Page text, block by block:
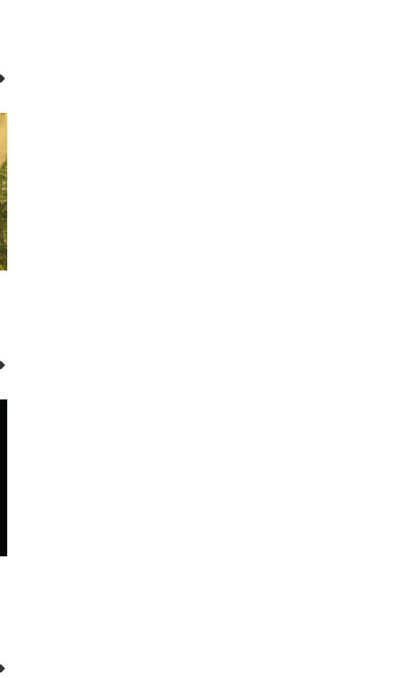
2025
Lisboa
more...
2025
more...
2025
more...